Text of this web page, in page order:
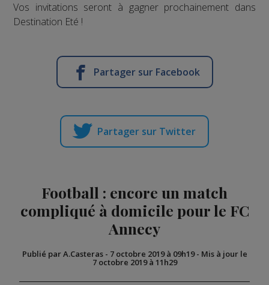
Vos invitations seront à gagner prochainement dans
Destination Eté !
Partager sur Facebook
Partager sur Twitter
Football : encore un match
compliqué à domicile pour le FC
Annecy
Publié par A.Casteras- 7 octobre 2019 à 09h19- Mis à jour le
7 octobre 2019 à 11h29